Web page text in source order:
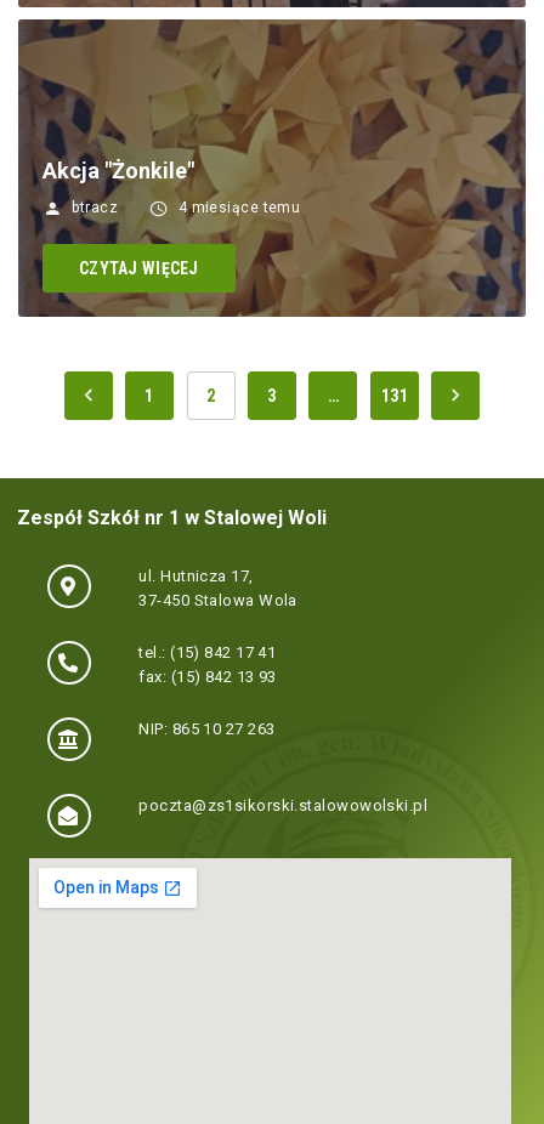
Akcja "Żonkile"
btracz 4 miesiące temu
CZYTAJ WIĘCEJ
1 2 3 … 131
Zespół Szkół nr 1 w Stalowej Woli
ul. Hutnicza 17,
37-450 Stalowa Wola
tel.: (15) 842 17 41
fax: (15) 842 13 93
NIP: 865 10 27 263
poczta@zs1sikorski.stalowowolski.pl